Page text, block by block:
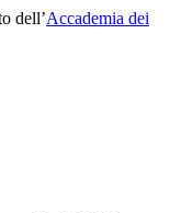
dell’Accademia dei